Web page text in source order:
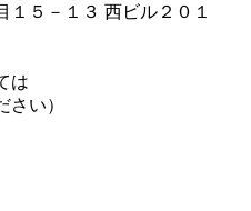
５－１３ 西ビル２０１
は
い）